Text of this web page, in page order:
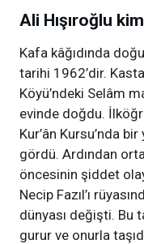
Ali Hışıroğlu
Kafa kâğıdında
tarihi 1962’dir.
Köyü’ndeki Selâm
evinde doğdu.
Kur’ân Kursu’nda
gördü. Ardından
öncesinin şiddet
Necip Fazıl’ı
dünyası değişti. Bu
gurur ve onurla